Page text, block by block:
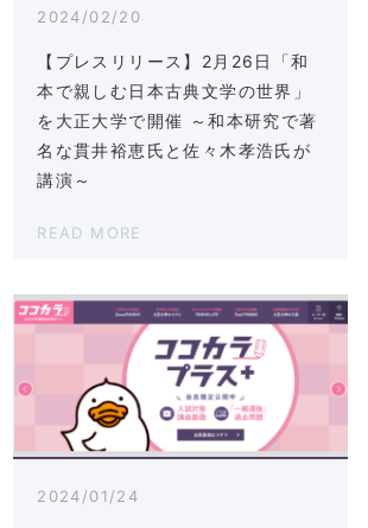
2024/02/20
【プレスリリース】2月26日「和
本で親しむ日本古典文学の世界」
を大正大学で開催 ～和本研究で著
名な貫井裕恵氏と佐々木孝浩氏が
講演～
READ MORE
2024/01/24